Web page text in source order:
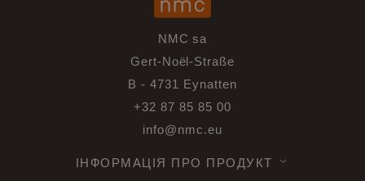
NMC sa
Gert-Noël-Straße
B - 4731 Eynatten
+32 87 85 85 00
info@nmc.eu
ІНФОРМАЦІЯ ПРО ПРОДУКТ